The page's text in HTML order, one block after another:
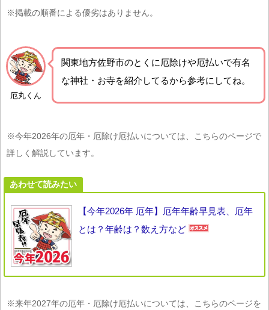
※掲載の順番による優劣はありません。
厄丸くん
関東地方佐野市のとくに厄除けや厄払いで有名
な神社・お寺を紹介 してるから参考にしてね。
※今年2026年の厄年・厄除け厄払いについては、こちらのページで
詳しく解説しています。
あわせて読みたい
【今年2026年 厄年】厄年年齢早見表、厄年
とは？年齢は？数え方など
※来年2027年の厄年・厄除け厄払いについては、こちらのページを